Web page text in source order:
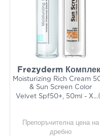
Frezyderm
Moisturizing Rich Cream
& Sun Screen Color
Velvet Spf50+, 50ml - Х...
Препоръчителна цена на
дребно